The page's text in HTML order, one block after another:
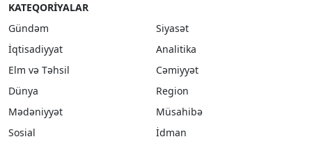
KATEQORIYALAR
Gündəm
Siyasət
İqtisadiyyat
Analitika
Elm və Təhsil
Cəmiyyət
Dünya
Region
Mədəniyyət
Müsahibə
Sosial
İdman